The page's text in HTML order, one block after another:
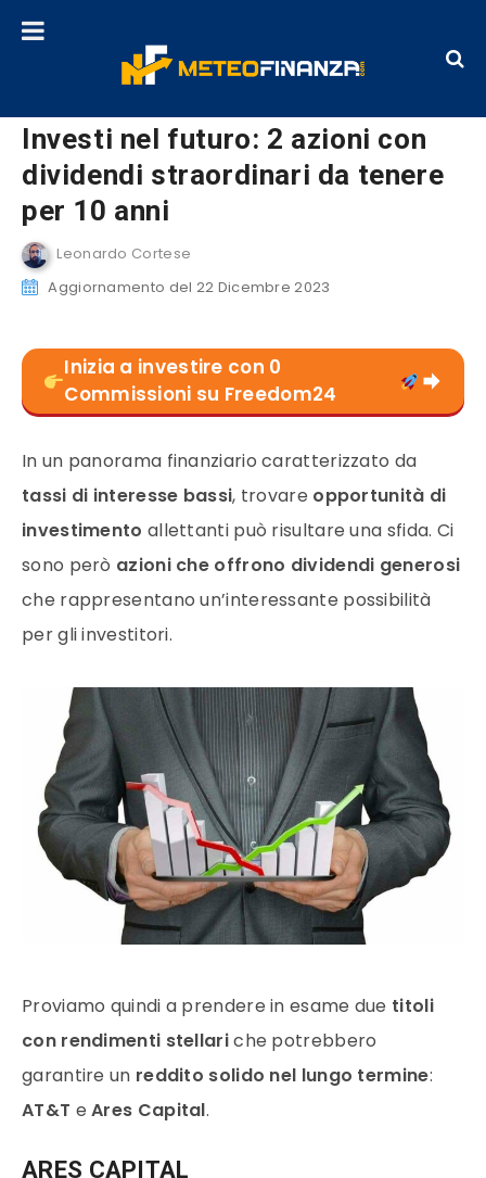
Investi nel futuro: 2 azioni con
dividendi straordinari da tenere
per 10 anni
Leonardo Cortese
Aggiornamento del 22 Dicembre 2023
Inizia a investire con 0
Commissioni su Freedom24
In un panorama finanziario caratterizzato da
tassi di interesse bassi, trovare opportunità di
investimento allettanti può risultare una sfida. Ci
sono però azioni che offrono dividendi generosi
che rappresentano un’interessante possibilità
per gli investitori.
Proviamo quindi a prendere in esame due titoli
con rendimenti stellariche potrebbero
garantire un reddito solido nel lungo termine:
AT&T eAres Capital.
ARES CAPITAL